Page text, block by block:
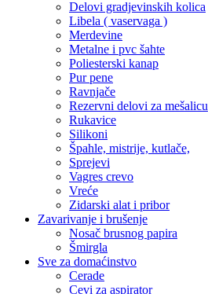
Delovi gradjevinskih kolica
Libela ( vaservaga )
Merdevine
Metalne i pvc šahte
Poliesterski kanap
Pur pene
Ravnjače
Rezervni delovi za mešalicu
Rukavice
Silikoni
Špahle, mistrije, kutlače,
Sprejevi
Vagres crevo
Vreće
Zidarski alat i pribor
Zavarivanje i brušenje
Nosač brusnog papira
Šmirgla
Sve za domaćinstvo
Cerade
Cevi za aspirator